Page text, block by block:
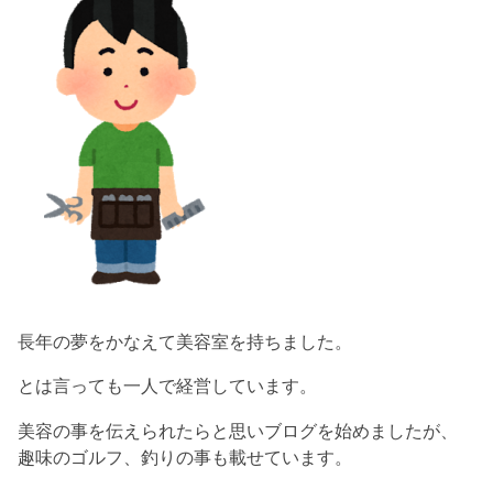
長年の夢をかなえて美容室を持ちました。
とは言っても一人で経営しています。
美容の事を伝えられたらと思いブログを始めましたが、
趣味のゴルフ、釣りの事も載せています。